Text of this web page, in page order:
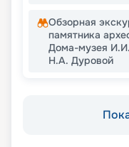
Обзорная
памятника
Дома-музея
Н.А. Дуровой